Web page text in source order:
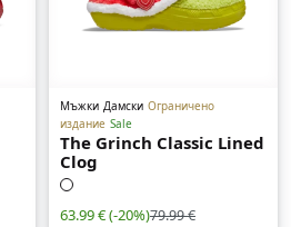
Мъжки Дамски Ограничено
издание Sale
The Grinch Classic Lined
Clog
63.99 €(-20%)79.99 €